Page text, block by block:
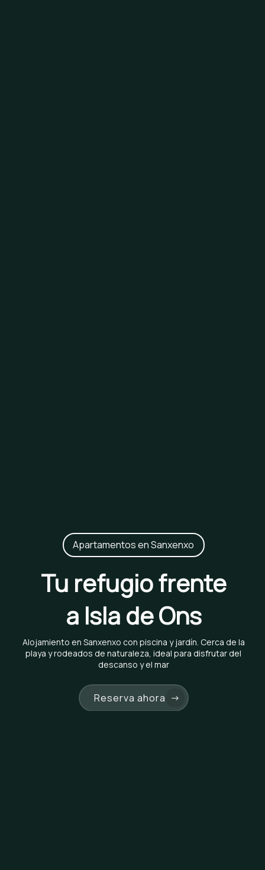
Apartamentos en Sanxenxo
Tu refugio frente
a Isla de Ons
Alojamiento en Sanxenxo con piscina y jardín. Cerca de la
playa y rodeados de naturaleza, ideal para disfrutar del
descanso y el mar
Reserva ahora →